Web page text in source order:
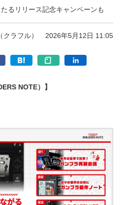
るリリース記念キャンペーンも
ラフル） 2026年5月12日 11:05
NOTE）】